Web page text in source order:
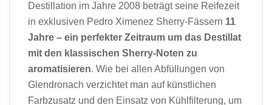
Destillation im Jahre 2008 beträgt seine Reifezeit
in exklusiven Pedro Ximenez Sherry-Fässern 11
Jahre – ein perfekter Zeitraum um das Destillat
mit den klassischen Sherry-Noten zu
aromatisieren. Wie bei allen Abfüllungen von
Glendronach verzichtet man auf künstlichen
Farbzusatz und den Einsatz von Kühlfilterung, um